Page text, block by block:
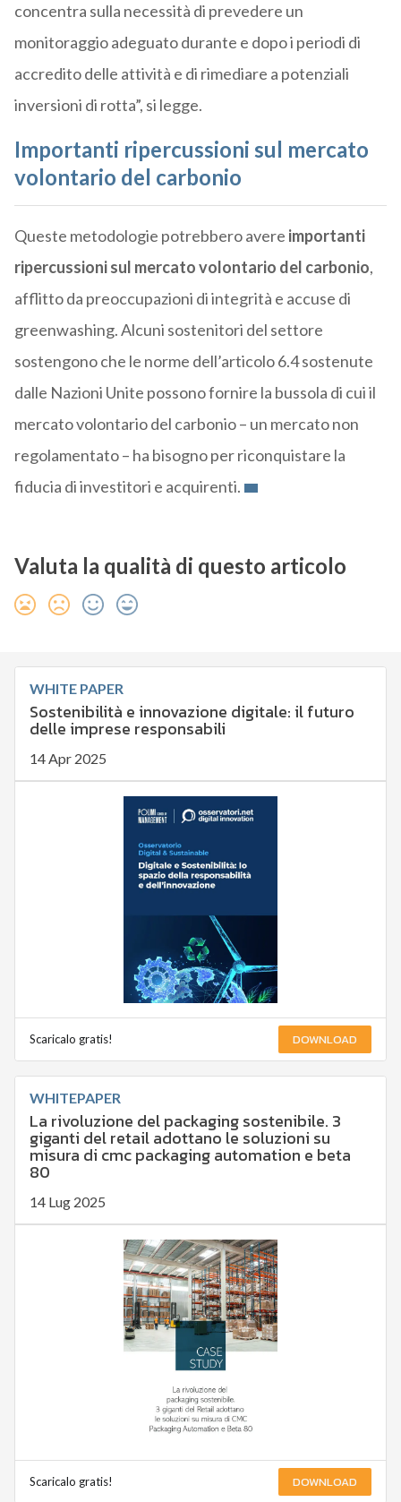
concentra sulla necessità di prevedere un
monitoraggio adeguato durante e dopo i periodi di
accredito delle attività e di rimediare a potenziali
inversioni di rotta”, si legge.
Importanti ripercussioni sul mercato
volontario del carbonio
Queste metodologie potrebbero avere importanti
ripercussioni sul mercato volontario del carbonio,
afflitto da preoccupazioni di integrità e accuse di
greenwashing. Alcuni sostenitori del settore
sostengono che le norme dell’articolo 6.4 sostenute
dalle Nazioni Unite possono fornire la bussola di cui il
mercato volontario del carbonio – un mercato non
regolamentato – ha bisogno per riconquistare la
fiducia di investitori e acquirenti.
Valuta la qualità di questo articolo
WHITE PAPER
Sostenibilità e innovazione digitale: il futuro
delle imprese responsabili
14 Apr 2025
Scaricalo gratis! DOWNLOAD
WHITEPAPER
La rivoluzione del packaging sostenibile. 3
giganti del retail adottano le soluzioni su
misura di cmc packaging automation e beta
80
14 Lug 2025
Scaricalo gratis! DOWNLOAD